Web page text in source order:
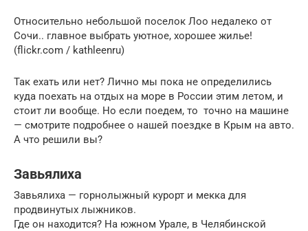
Относительно небольшой поселок Лоо недалеко от
Сочи.. главное выбрать уютное, хорошее жилье!
(flickr.com / kathleenru)
Так ехать или нет? Лично мы пока не определились
куда поехать на отдых на море в России этим летом, и
стоит ли вообще. Но если поедем, то точно на машине
— смотрите подробнее о нашей поездке в Крым на авто.
А что решили вы?
Завьялиха
Завьялиха — горнолыжный курорт и мекка для
продвинутых лыжников.
Где он находится? На южном Урале, в Челябинской